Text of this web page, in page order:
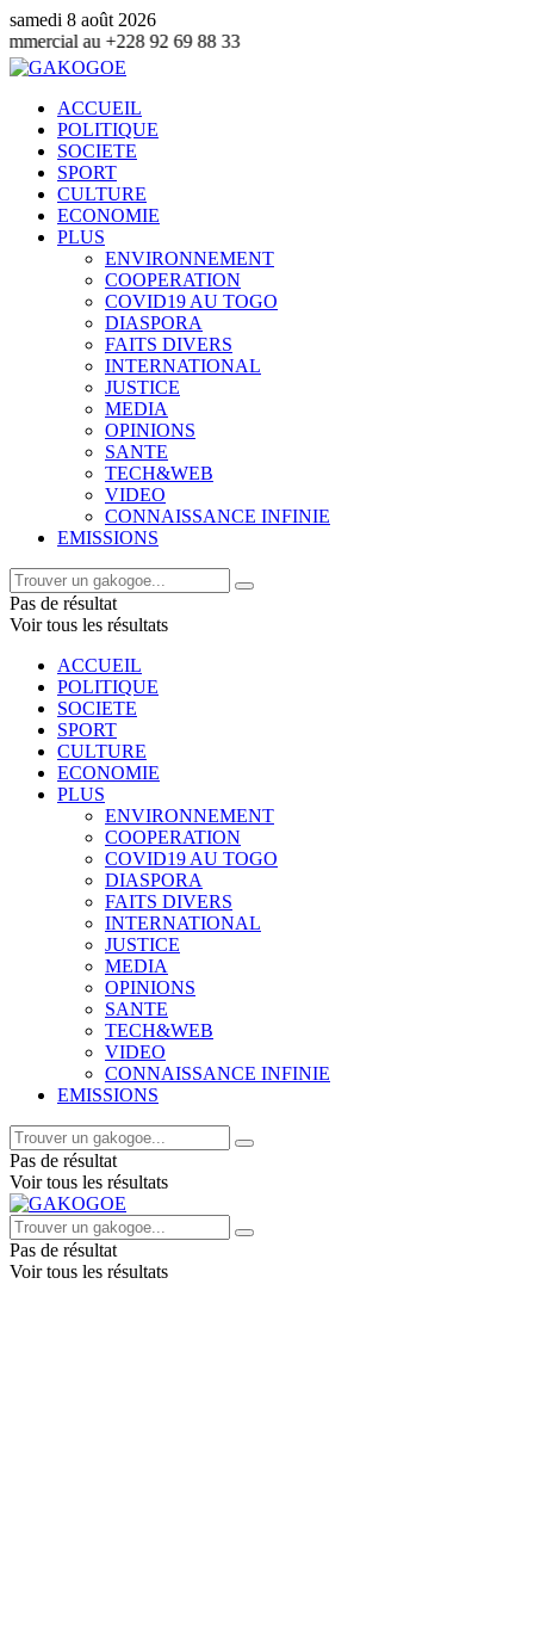
samedi 8 août 2026
+228 92 69 88 33
ACCUEIL
POLITIQUE
SOCIETE
SPORT
CULTURE
ECONOMIE
PLUS
ENVIRONNEMENT
COOPERATION
COVID19 AU TOGO
DIASPORA
FAITS DIVERS
INTERNATIONAL
JUSTICE
MEDIA
OPINIONS
SANTE
TECH&WEB
VIDEO
CONNAISSANCE INFINIE
EMISSIONS
Pas de résultat
Voir tous les résultats
ACCUEIL
POLITIQUE
SOCIETE
SPORT
CULTURE
ECONOMIE
PLUS
ENVIRONNEMENT
COOPERATION
COVID19 AU TOGO
DIASPORA
FAITS DIVERS
INTERNATIONAL
JUSTICE
MEDIA
OPINIONS
SANTE
TECH&WEB
VIDEO
CONNAISSANCE INFINIE
EMISSIONS
Pas de résultat
Voir tous les résultats
Pas de résultat
Voir tous les résultats